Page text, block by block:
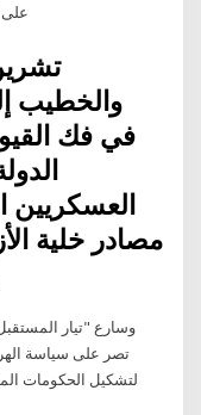
على
والخطيب
في فك
مصادر خلية
وسارع "تيار
تصر على سياسة
لتشكيل الحكومات المنصوص